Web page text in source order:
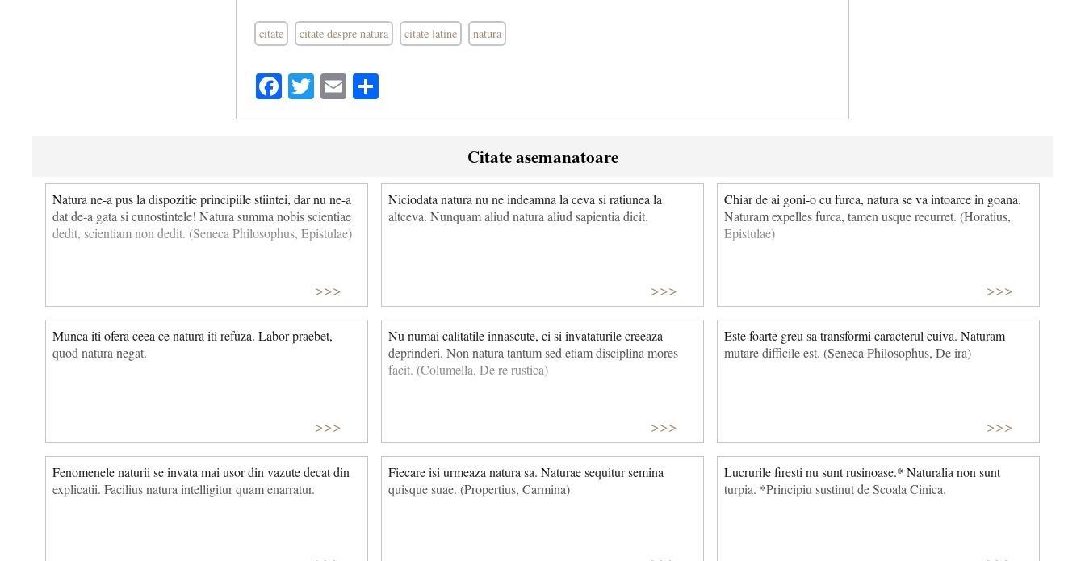
citate citate despre natura citate latine natura
Facebook
Twitter
Email
Citate asemanatoare
Natura ne-a pus la dispozitie principiile stiintei, dar nu ne-a
dat de-a gata si cunostintele! Natura summa nobis scientiae
dedit, scientiam non dedit. (Seneca Philosophus, Epistulae)
>>>
Niciodata natura nu ne indeamna la ceva si ratiunea la
altceva. Nunquam aliud natura aliud sapientia dicit.
>>>
Chiar de ai goni-o cu furca, natura se va intoarce in goana.
Naturam expelles furca, tamen usque recurret. (Horatius,
Epistulae)
>>>
Munca iti ofera ceea ce natura iti refuza. Labor praebet,
quod natura negat.
>>>
Nu numai calitatile innascute, ci si invataturile creeaza
deprinderi. Non natura tantum sed etiam disciplina mores
facit. (Columella, De re rustica)
>>>
Este foarte greu sa transformi caracterul cuiva. Naturam
mutare difficile est. (Seneca Philosophus, De ira)
>>>
Fenomenele naturii se invata mai usor din vazute decat din
explicatii. Facilius natura intelligitur quam enarratur.
Fiecare isi urmeaza natura sa. Naturae sequitur semina
quisque suae. (Propertius, Carmina)
Lucrurile firesti nu sunt rusinoase.* Naturalia non sunt
turpia. *Principiu sustinut de Scoala Cinica.